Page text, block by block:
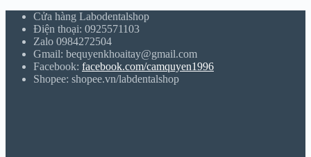
Cửa hàng Labodentalshop
Điện thoại: 0925571103
Zalo 0984272504
Gmail: bequyenkhoaitay@gmail.com
Facebook: facebook.com/camquyen1996
Shopee: shopee.vn/labdentalshop